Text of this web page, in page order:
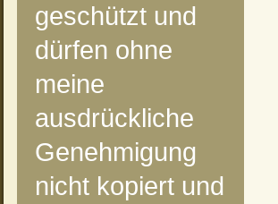
geschützt und
dürfen ohne
meine
ausdrückliche
Genehmigung
nicht kopiert und